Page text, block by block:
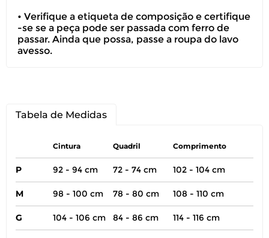
• Verifique a etiqueta de composição e certifique
-se se a peça pode ser passada com ferro de
passar. Ainda que possa, passe a roupa do lavo
avesso.
Tabela de Medidas
Cintura Quadril Comprimento
P 92 - 94 cm 72 - 74 cm 102 - 104 cm
M 98 - 100 cm 78 - 80 cm 108 - 110 cm
G 104 - 106 cm 84 - 86 cm 114 - 116 cm